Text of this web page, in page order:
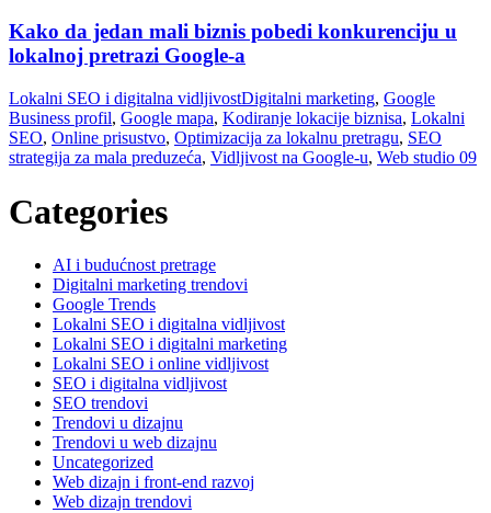
Kako da jedan mali biznis pobedi konkurenciju u
lokalnoj pretrazi Google-a
Lokalni SEO i digitalna vidljivostDigitalni marketing, Google
Business profil, Google mapa, Kodiranje lokacije biznisa, Lokalni
SEO, Online prisustvo, Optimizacija za lokalnu pretragu, SEO
strategija za mala preduzeća, Vidljivost na Google-u, Web studio 09
Categories
AI i budućnost pretrage
Digitalni marketing trendovi
Google Trends
Lokalni SEO i digitalna vidljivost
Lokalni SEO i digitalni marketing
Lokalni SEO i online vidljivost
SEO i digitalna vidljivost
SEO trendovi
Trendovi u dizajnu
Trendovi u web dizajnu
Uncategorized
Web dizajn i front-end razvoj
Web dizajn trendovi